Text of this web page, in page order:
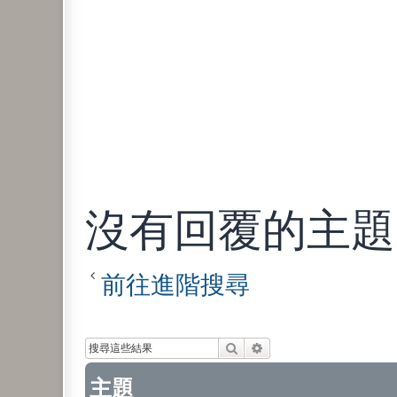
沒有回覆的主題
前往進階搜尋
搜尋
主題